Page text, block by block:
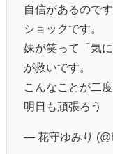
自信があるので
ショックです。
妹が笑って「気
が救いです。
こんなことが二
明日も頑張ろう
— 花守ゆみり